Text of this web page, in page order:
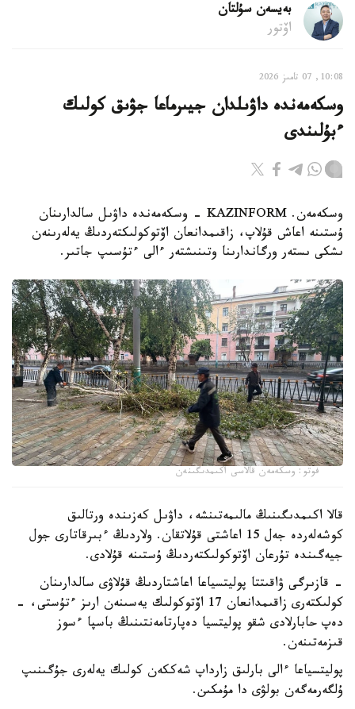
بەيسەن سۇلتان
اۆتور
10:08, 07 تامىز 2026
وسكەمەندە داۋىلدان جيىرماعا جۋىق كولىك
ءبۇلىندى
وسكەمەن. KAZINFORM - وسكەمەندە داۋىل سالدارىنان
ۇستىنە اعاش قۇلاپ، زاقىمدانعان اۆتوكولىكتەردىڭ يەلەرىنەن
ىشكى ىستەر ورگاندارىنا وتىنىشتەر ءالى ءتۇسىپ جاتىر.
فوتو: وسكەمەن قالاسى اكىمدىگىنەن
قالا اكىمدىگىنىڭ مالىمەتىنشە، داۋىل كەزىندە ورتالىق
كوشەلەردە جەل 15 اعاشتى قۇلاتقان. ولاردىڭ ءبىرقاتارى جول
جيەگىندە تۇرعان اۆتوكولىكتەردىڭ ۇستىنە قۇلادى.
- قازىرگى ۋاقىتتا پوليتسياعا اعاشتاردىڭ قۇلاۋى سالدارىنان
كولىكتەرى زاقىمدانعان 17 اۆتوكولىك يەسىنەن ارىز ءتۇستى، -
دەپ حابارلادى شقو پوليتسيا دەپارتامەنتىنىڭ باسپا ءسوز
قىزمەتىنەن.
پوليتسياعا ءالى بارلىق زارداپ شەككەن كولىك يەلەرى جۇگىنىپ
ۇلگەرمەگەن بولۋى دا مۇمكىن.